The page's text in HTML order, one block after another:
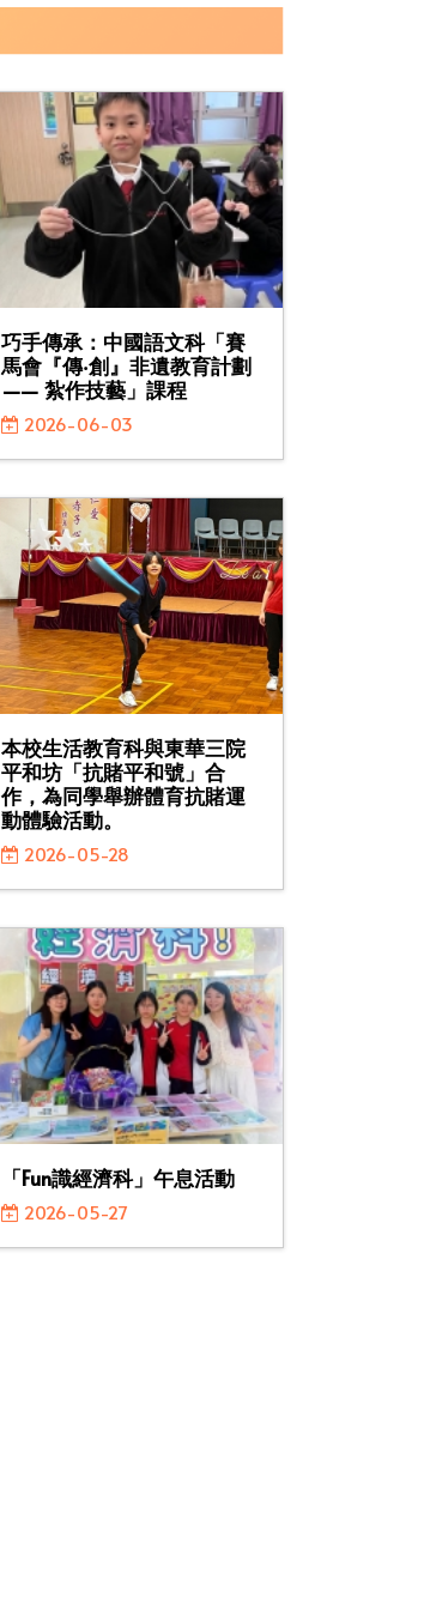
巧手傳承：中國語文科「賽
馬會『傳‧創』非遺教育計劃
—— 紮作技藝」課程
2026-06-03
本校生活教育科與東華三院
平和坊「抗賭平和號」合
作，為同學舉辦體育抗賭運
動體驗活動。
2026-05-28
「Fun識經濟科」午息活動
2026-05-27